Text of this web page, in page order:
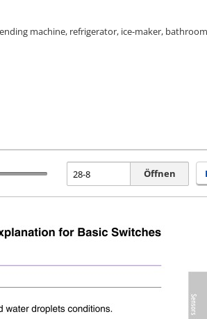
machine, refrigerator, ice-maker,
Öffnen